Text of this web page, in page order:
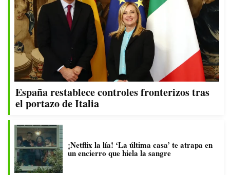
España restablece controles fronterizos tras
el portazo de Italia
¡Netflix la lía! ‘La última casa’ te atrapa en
un encierro que hiela la sangre